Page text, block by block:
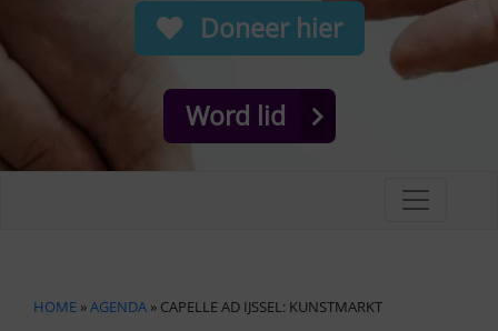
Doneer hier
Word lid
HOME »AGENDA » CAPELLE AD IJSSEL: KUNSTMARKT